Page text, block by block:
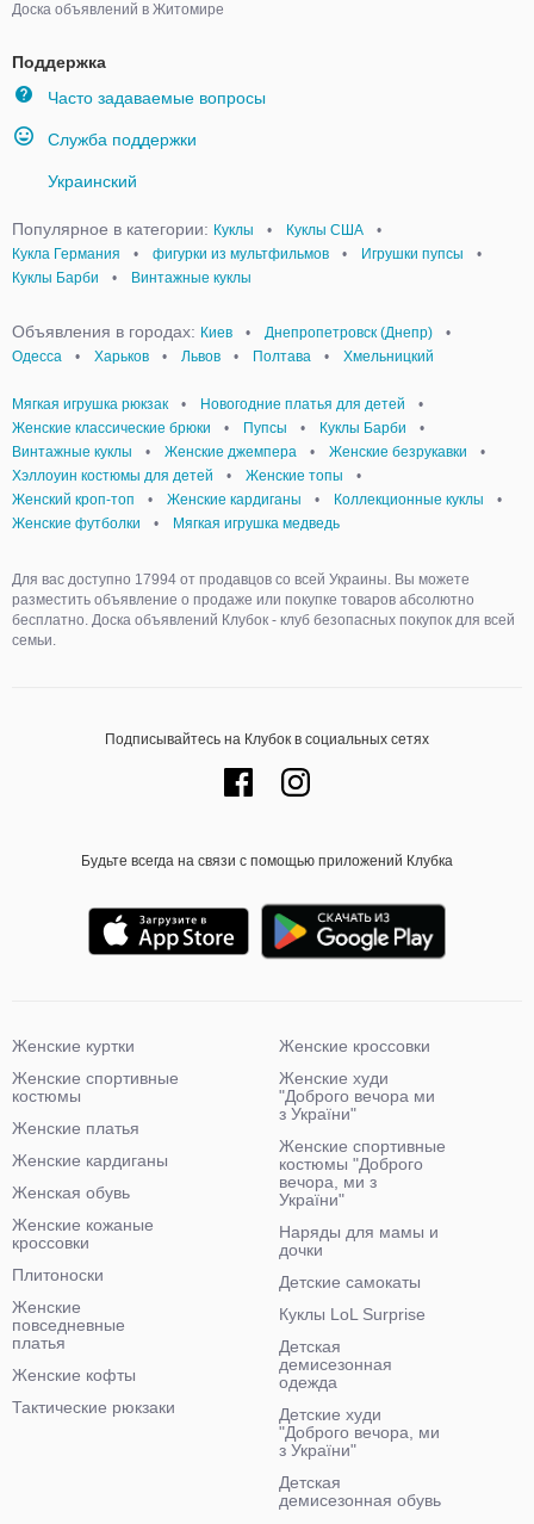
Доска объявлений в Житомире
Поддержка
Часто задаваемые вопросы
Служба поддержки
Украинский
Популярное в категории: Куклы • Куклы США
•
Кукла Германия
• фигурки из мультфильмов • Игрушки пупсы
•
Куклы Барби
• Винтажные куклы
Объявления в городах: Киев • Днепропетровск (Днепр)
•
Одесса
• Харьков • Львов • Полтава • Хмельницкий
Мягкая игрушка рюкзак • Новогодние платья для детей
•
Женские классические брюки
• Пупсы • Куклы Барби
•
Винтажные куклы
• Женские джемпера • Женские безрукавки
•
Хэллоуин костюмы для детей
• Женские топы
•
Женский кроп-топ
• Женские кардиганы • Коллекционные куклы
•
Женские футболки
• Мягкая игрушка медведь
Для вас доступно 17994 от продавцов со всей Украины. Вы можете
разместить объявление о продаже или покупке товаров абсолютно
бесплатно. Доска объявлений Клубок - клуб безопасных покупок для всей
семьи.
Подписывайтесь на Клубок в социальных сетях
Будьте всегда на связи с помощью приложений Клубка
Женские куртки
Женские спортивные
костюмы
Женские платья
Женские кардиганы
Женская обувь
Женские кожаные
кроссовки
Плитоноски
Женские
повседневные
платья
Женские кофты
Тактические рюкзаки
Женские кроссовки
Женские худи
"Доброго вечора ми
з України"
Женские спортивные
костюмы "Доброго
вечора, ми з
України"
Наряды для мамы и
дочки
Детские самокаты
Куклы LoL Surprise
Детская
демисезонная
одежда
Детские худи
"Доброго вечора, ми
з України"
Детская
демисезонная обувь